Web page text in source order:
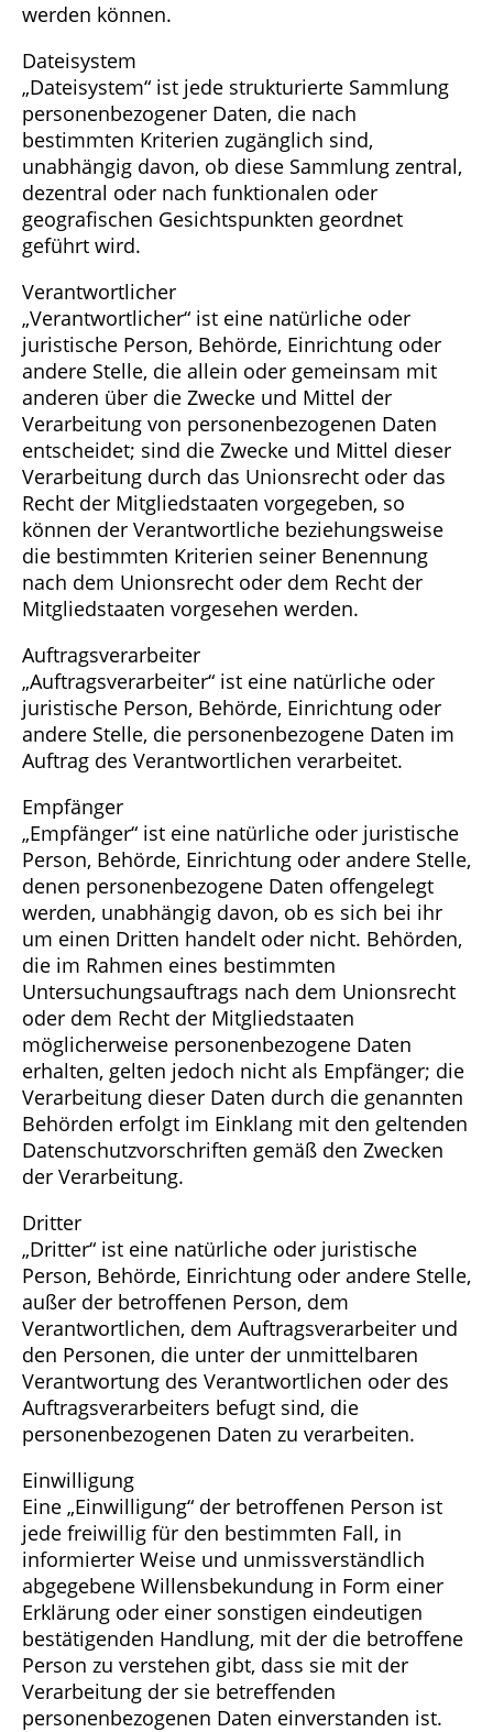
werden können.
Dateisystem
„Dateisystem“ ist jede strukturierte Sammlung
personenbezogener Daten, die nach
bestimmten Kriterien zugänglich sind,
unabhängig davon, ob diese Sammlung zentral,
dezentral oder nach funktionalen oder
geografischen Gesichtspunkten geordnet
geführt wird.
Verantwortlicher
„Verantwortlicher“ ist eine natürliche oder
juristische Person, Behörde, Einrichtung oder
andere Stelle, die allein oder gemeinsam mit
anderen über die Zwecke und Mittel der
Verarbeitung von personenbezogenen Daten
entscheidet; sind die Zwecke und Mittel dieser
Verarbeitung durch das Unionsrecht oder das
Recht der Mitgliedstaaten vorgegeben, so
können der Verantwortliche beziehungsweise
die bestimmten Kriterien seiner Benennung
nach dem Unionsrecht oder dem Recht der
Mitgliedstaaten vorgesehen werden.
Auftragsverarbeiter
„Auftragsverarbeiter“ ist eine natürliche oder
juristische Person, Behörde, Einrichtung oder
andere Stelle, die personenbezogene Daten im
Auftrag des Verantwortlichen verarbeitet.
Empfänger
„Empfänger“ ist eine natürliche oder juristische
Person, Behörde, Einrichtung oder andere Stelle,
denen personenbezogene Daten offengelegt
werden, unabhängig davon, ob es sich bei ihr
um einen Dritten handelt oder nicht. Behörden,
die im Rahmen eines bestimmten
Untersuchungsauftrags nach dem Unionsrecht
oder dem Recht der Mitgliedstaaten
möglicherweise personenbezogene Daten
erhalten, gelten jedoch nicht als Empfänger; die
Verarbeitung dieser Daten durch die genannten
Behörden erfolgt im Einklang mit den geltenden
Datenschutzvorschriften gemäß den Zwecken
der Verarbeitung.
Dritter
„Dritter“ ist eine natürliche oder juristische
Person, Behörde, Einrichtung oder andere Stelle,
außer der betroffenen Person, dem
Verantwortlichen, dem Auftragsverarbeiter und
den Personen, die unter der unmittelbaren
Verantwortung des Verantwortlichen oder des
Auftragsverarbeiters befugt sind, die
personenbezogenen Daten zu verarbeiten.
Einwilligung
Eine „Einwilligung“ der betroffenen Person ist
jede freiwillig für den bestimmten Fall, in
informierter Weise und unmissverständlich
abgegebene Willensbekundung in Form einer
Erklärung oder einer sonstigen eindeutigen
bestätigenden Handlung, mit der die betroffene
Person zu verstehen gibt, dass sie mit der
Verarbeitung der sie betreffenden
personenbezogenen Daten einverstanden ist.